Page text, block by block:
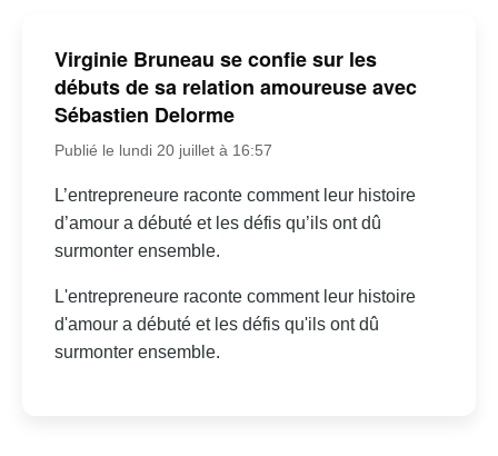
Virginie Bruneau se confie sur les
débuts de sa relation amoureuse avec
Sébastien Delorme
Publié le lundi 20 juillet à 16:57
L’entrepreneure raconte comment leur histoire
d’amour a débuté et les défis qu’ils ont dû
surmonter ensemble.
L'entrepreneure raconte comment leur histoire
d'amour a débuté et les défis qu'ils ont dû
surmonter ensemble.